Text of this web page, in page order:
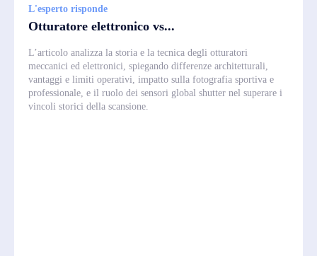
L'esperto risponde
Otturatore elettronico vs...
L’articolo analizza la storia e la tecnica degli otturatori
meccanici ed elettronici, spiegando differenze architetturali,
vantaggi e limiti operativi, impatto sulla fotografia sportiva e
professionale, e il ruolo dei sensori global shutter nel superare i
vincoli storici della scansione.